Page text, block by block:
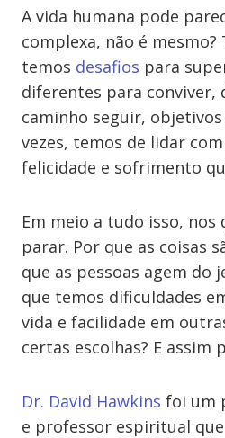
A vida humana pode
complexa, não é mesmo?
temos desafios para
diferentes para conviver,
caminho seguir, objetivos
vezes, temos de lidar
felicidade e sofrimento
Em meio a tudo isso, nos
parar. Por que as coisas
que as pessoas agem do
que temos dificuldades
vida e facilidade em
certas escolhas? E assim
Dr. David Hawkins foi um
e professor espiritual